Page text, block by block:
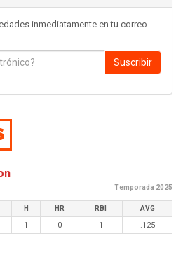
inmediatamente en tu correo
Suscribir
Temporada 2025
H HR RBI AVG
1 0 1 .125